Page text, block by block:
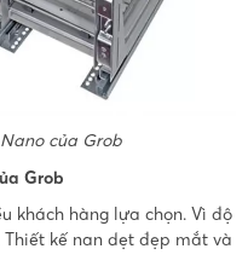
của Grob
Grob
khách hàng lựa chọn. Vì độ
Thiết kế nan dẹt đẹp mắt và